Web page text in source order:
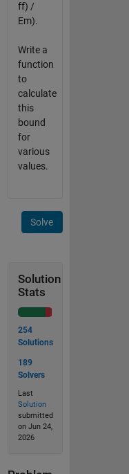
ff) /
Em).
Write a
function
to
calculate
this
bound
for
various
values.
Solve
Solution
Stats
254
Solutions
189
Solvers
Last
Solution
submitted
on Jun 24,
2026